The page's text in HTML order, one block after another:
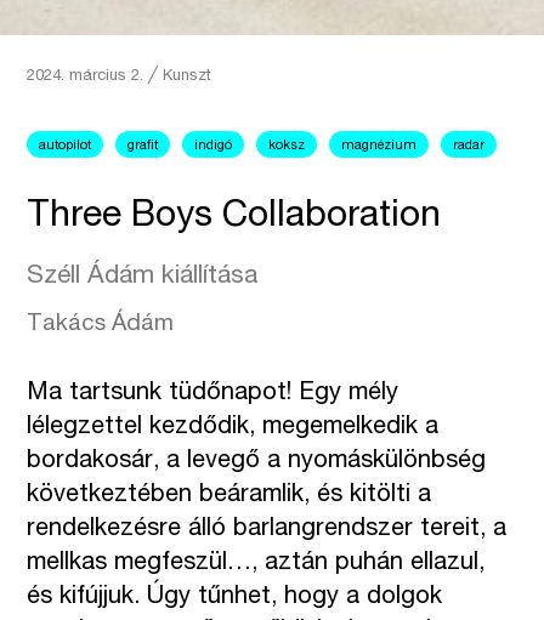
2024. március 2.╱ Kunszt
autopilot grafit indigó koksz magnézium radar
Three Boys Collaboration
Széll Ádám kiállítása
Takács Ádám
Ma tartsunk tüdőnapot! Egy mély
lélegzettel kezdődik, megemelkedik a
bordakosár, a levegő a nyomáskülönbség
következtében beáramlik, és kitölti a
rendelkezésre álló barlangrendszer tereit, a
mellkas megfeszül…, aztán puhán ellazul,
és kifújjuk. Úgy tűnhet, hogy a dolgok